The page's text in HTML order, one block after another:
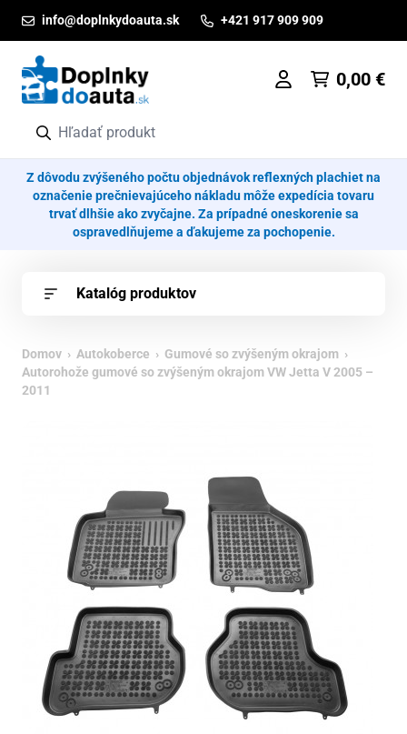
info@doplnkydoauta.sk +421 917 909 909
0,00 €
Z dôvodu zvýšeného počtu objednávok reflexných plachiet na
označenie prečnievajúceho nákladu môže expedícia tovaru
trvať dlhšie ako zvyčajne. Za prípadné oneskorenie sa
ospravedlňujeme a ďakujeme za pochopenie.
Katalóg produktov
Domov › Autokoberce › Gumové so zvýšeným okrajom ›
Autorohože gumové so zvýšeným okrajom VW Jetta V 2005 –
2011